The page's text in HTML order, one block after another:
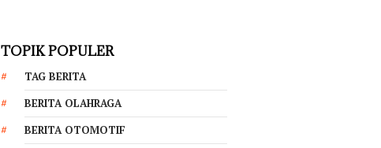
TOPIK POPULER
TAG BERITA
BERITA OLAHRAGA
BERITA OTOMOTIF